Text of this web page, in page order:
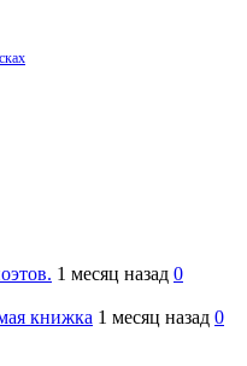
1 месяц назад 0
книжка 1 месяц назад 0